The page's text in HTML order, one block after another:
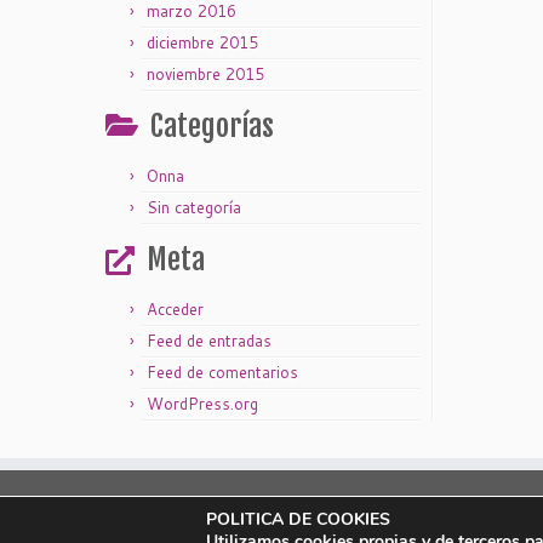
marzo 2016
diciembre 2015
noviembre 2015
Categorías
Onna
Sin categoría
Meta
Acceder
Feed de entradas
Feed de comentarios
WordPress.org
Política de privacidad| Política de cookies
POLITICA DE COOKIES